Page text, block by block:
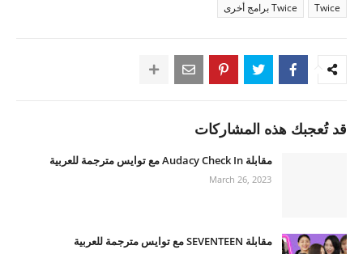
Twice Twice برامج أخرى
قد تُعجبك هذه المشاركات
مقابلة Audacy Check In مع توايس مترجمة للعربية
March 26, 2023
مقابلة SEVENTEEN مع توايس مترجمة للعربية